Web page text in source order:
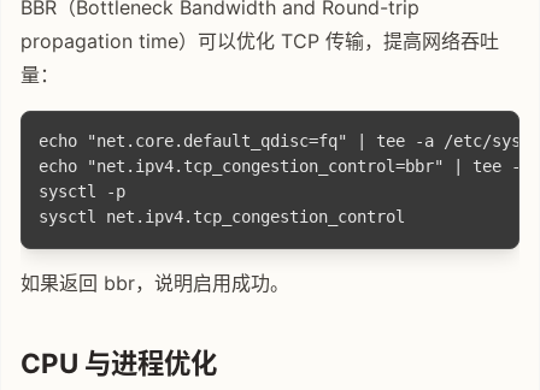
BBR（Bottleneck Bandwidth and Round-trip
propagation time）可以优化 TCP 传输，提高网络吞吐
量：
echo "net.core.default_qdisc=fq" | tee -a /etc/
echo "net.ipv4.tcp_congestion_control=bbr" | tee -
sysctl -p
如果返回 bbr，说明启用成功。
CPU 与进程优化